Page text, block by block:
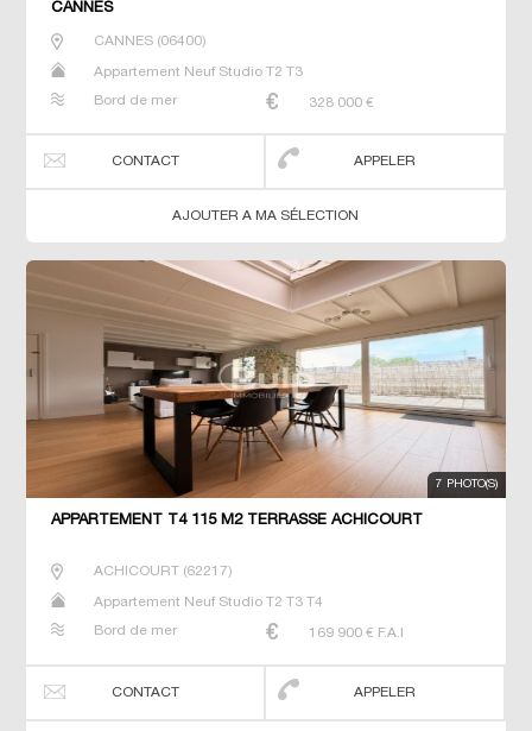
CANNES
CANNES(06400)
Appartement Neuf Studio T2 T3
Bord de mer 328 000 €
CONTACT APPELER
AJOUTER A MA SÉLECTION
7 PHOTO(S)
APPARTEMENT T4 115 M2 TERRASSE ACHICOURT
ACHICOURT (62217)
Appartement Neuf Studio T2 T3 T4
Bord de mer 169 900 € F.A.I
CONTACT APPELER